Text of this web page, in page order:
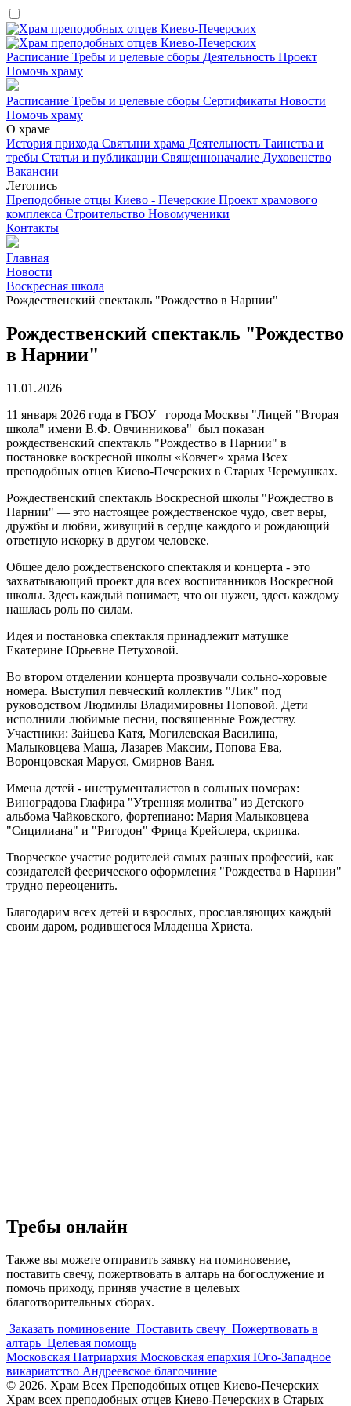
Расписание Требы и целевые сборы Деятельность Проект
Помочь храму
Расписание Требы и целевые сборы Сертификаты Новости
Помочь храму
О храме
История прихода Святыни храма Деятельность Таинства и
требы Статьи и публикации Священноначалие Духовенство
Вакансии
Летопись
Преподобные отцы Киево - Печерские Проект храмового
комплекса Строительство Новомученики
Контакты
Главная
Новости
Воскресная школа
Рождественский спектакль "Рождество в Нарнии"
Рождественский спектакль "Рождество
в Нарнии"
11.01.2026
11 января 2026 года в ГБОУ города Москвы "Лицей "Вторая
школа" имени В.Ф. Овчинникова" был показан
рождественский спектакль "Рождество в Нарнии" в
постановке воскресной школы «Ковчег» храма Всех
преподобных отцев Киево-Печерских в Старых Черемушках.
Рождественский спектакль Воскресной школы "Рождество в
Нарнии" — это настоящее рождественское чудо, свет веры,
дружбы и любви, живущий в сердце каждого и рождающий
ответную искорку в другом человеке.
Общее дело рождественского спектакля и концерта - это
захватывающий проект для всех воспитанников Воскресной
школы. Здесь каждый понимает, что он нужен, здесь каждому
нашлась роль по силам.
Идея и постановка спектакля принадлежит матушке
Екатерине Юрьевне Петуховой.
Во втором отделении концерта прозвучали сольно-хоровые
номера. Выступил певческий коллектив "Лик" под
руководством Людмилы Владимировны Поповой. Дети
исполнили любимые песни, посвященные Рождеству.
Участники: Зайцева Катя, Могилевская Василина,
Малыковцева Маша, Лазарев Максим, Попова Ева,
Воронцовская Маруся, Смирнов Ваня.
Имена детей - инструменталистов в сольных номерах:
Виноградова Глафира "Утренняя молитва" из Детского
альбома Чайковского, фортепиано: Мария Малыковцева
"Сицилиана" и "Ригодон" Фрица Крейслера, скрипка.
Творческое участие родителей самых разных профессий, как
созидателей феерического оформления "Рождества в Нарнии"
трудно переоценить.
Благодарим всех детей и взрослых, прославляющих каждый
своим даром, родившегося Младенца Христа.
Требы онлайн
Также вы можете отправить заявку на поминовение,
поставить свечу, пожертвовать в алтарь на богослужение и
помочь приходу, приняв участие в целевых
благотворительных сборах.
Заказать поминовение Поставить свечу Пожертвовать в
алтарь Целевая помощь
Московская Патриархия Московская епархия Юго-Западное
викариатство Андреевское благочиние
© 2026. Храм Всех Преподобных отцев Киево-Печерских
Храм всех преподобных отцев Киево-Печерских в Старых